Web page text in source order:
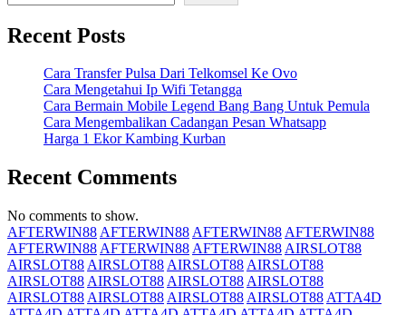
Recent Posts
Cara Transfer Pulsa Dari Telkomsel Ke Ovo
Cara Mengetahui Ip Wifi Tetangga
Cara Bermain Mobile Legend Bang Bang Untuk Pemula
Cara Mengembalikan Cadangan Pesan Whatsapp
Harga 1 Ekor Kambing Kurban
Recent Comments
No comments to show.
AFTERWIN88 AFTERWIN88 AFTERWIN88 AFTERWIN88
AFTERWIN88 AFTERWIN88 AFTERWIN88 AIRSLOT88
AIRSLOT88 AIRSLOT88 AIRSLOT88 AIRSLOT88
AIRSLOT88 AIRSLOT88 AIRSLOT88 AIRSLOT88
AIRSLOT88 AIRSLOT88 AIRSLOT88 AIRSLOT88 ATTA4D